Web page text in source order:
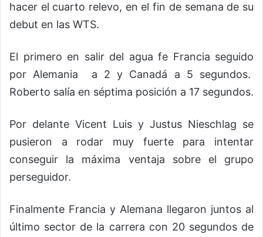
hacer el cuarto relevo, en el fin de semana de su
debut en las WTS.
El primero en salir del agua fe Francia seguido
por Alemania a 2 y Canadá a 5 segundos.
Roberto salía en séptima posición a 17 segundos.
Por delante Vicent Luis y Justus Nieschlag se
pusieron a rodar muy fuerte para intentar
conseguir la máxima ventaja sobre el grupo
perseguidor.
Finalmente Francia y Alemana llegaron juntos al
último sector de la carrera con 20 segundos de